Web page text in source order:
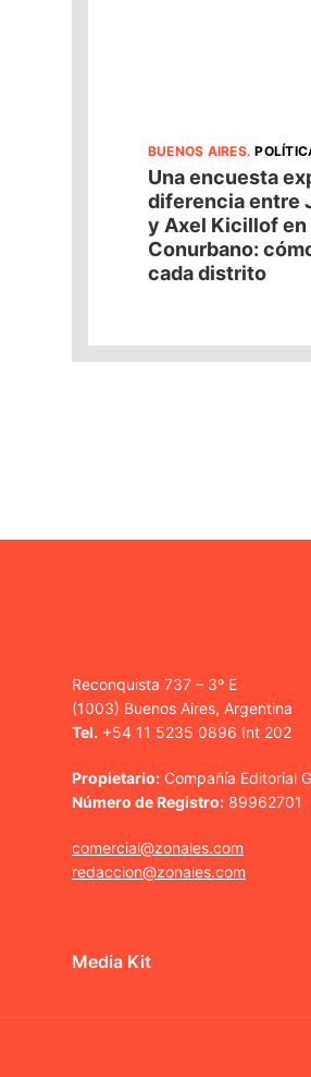
BUENOS AIRES.
Una encuesta
diferencia entre
y Axel Kicillof en
Conurbano:
cada distrito
Reconquista 737 – 3º E
(1003) Buenos Aires, Argentina
Tel. +54 11 5235 0896 Int 202
Propietario: Compañía Editorial
Número de Registro: 89962701
comercial@zonales.com
redaccion@zonales.com
Media Kit